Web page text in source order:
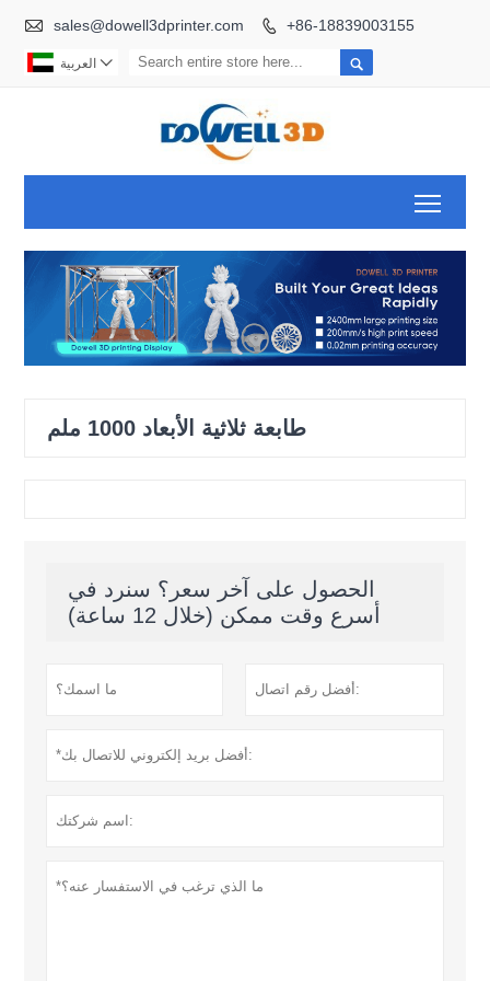
 sales@dowell3dprinter.com  +86-18839003155
 العربية 
طابعة ثلاثية الأبعاد 1000 ملم
الحصول على آخر سعر؟ سنرد في
أسرع وقت ممكن (خلال 12 ساعة)